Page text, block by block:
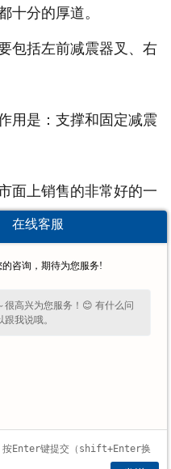
京传祺减震器
京吉利减震器
京丰田减震器
京重型车减震器
京五十铃系列
十分的厚道。
包括左前减震器叉、右
用是：支撑和固定减震
上销售的非常好的一
的大数据以及云平台的
的长城汽车迪尔电商的
售量十分的值得期
器
器
在线客服
的咨询，期待为您服务!
很高兴为您服务！😊 有什么问
跟我说哦。